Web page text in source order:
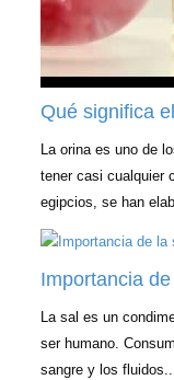
Qué significa
La orina es uno de
tener casi cualquier
egipcios, se han
Importancia
La sal es un
ser humano.
sangre y los